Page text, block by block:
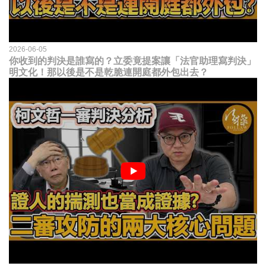
2026-06-05
你收到的判決是誰寫的？立委竟提案讓「法官助理寫判決」
明文化！那以後是不是乾脆連開庭都外包出去？